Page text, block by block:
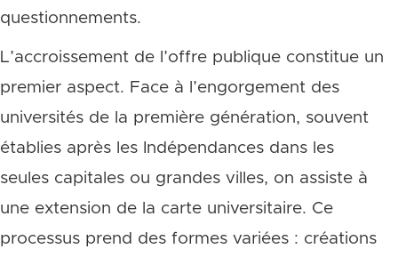
questionnements.
L’accroissement de l’offre publique constitue un
premier aspect. Face à l’engorgement des
universités de la première génération, souvent
établies après les Indépendances dans les
seules capitales ou grandes villes, on assiste à
une extension de la carte universitaire. Ce
processus prend des formes variées : créations